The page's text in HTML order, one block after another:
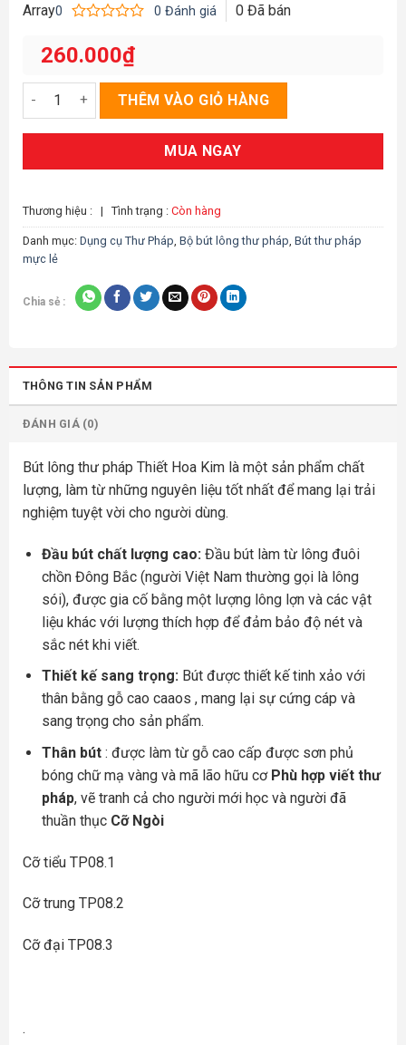
Array0
xếp
hạng
sao
0 Đánh giá 0Đã bán
260.000₫
TP08.3 Thiết họa Kim (Bút thư pháp cỡ đại) số lượng
THÊM VÀO GIỎ HÀNG
MUA NGAY
Thương hiệu : | Tình trạng : Còn hàng
Danh mục: Dụng cụ Thư Pháp Bộ bút lông thư pháp Bút thư pháp
mực lẻ
Chia sẻ :
THÔNG TIN SẢN PHẨM
ĐÁNH GIÁ (0)
Bút lông thư pháp Thiết Hoa Kim là một sản phẩm chất
lượng, làm từ những nguyên liệu tốt nhất để mang lại trải
nghiệm tuyệt vời cho người dùng.
Đầu bút chất lượng cao: Đầu bút làm từ lông đuôi
chồn Đông Bắc (người Việt Nam thường gọi là lông
sói), được gia cố bằng một lượng lông lợn và các vật
liệu khác với lượng thích hợp để đảm bảo độ nét và
sắc nét khi viết.
Thiết kế sang trọng:Bút được thiết kế tinh xảo với
thân bằng gỗ cao caaos , mang lại sự cứng cáp và
sang trọng cho sản phẩm.
Thân bút: được làm từ gỗ cao cấp được sơn phủ
bóng chữ mạ vàng và mã lão hữu cơ Phù hợp viết thư
pháp, vẽ tranh cả cho người mới học và người đã
thuần thụcCỡ Ngòi
Cỡ tiểu TP08.1
Cỡ trung TP08.2
Cỡ đại TP08.3
.